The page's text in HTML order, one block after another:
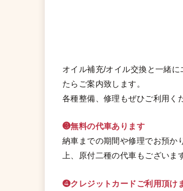
オイル補充/オイル交換と一緒
たらご案内致します。
各種整備、修理もぜひご利用く
❸無料の代車あります
納車までの期間や修理でお預か
上、原付二種の代車もございま
❹クレジットカードご利用頂け